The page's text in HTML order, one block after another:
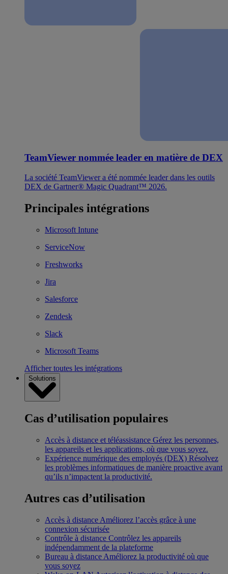
TeamViewer nommée leader en matière de DEX
La société TeamViewer a été nommée leader dans les outils
DEX de Gartner® Magic Quadrant™ 2026.
Principales intégrations
Microsoft Intune
ServiceNow
Freshworks
Jira
Salesforce
Zendesk
Slack
Microsoft Teams
Afficher toutes les intégrations
Solutions
Cas d’utilisation populaires
Accès à distance et téléassistance Gérez les personnes,
les appareils et les applications, où que vous soyez.
Expérience numérique des employés (DEX) Résolvez
les problèmes informatiques de manière proactive avant
qu’ils n’impactent la productivité.
Autres cas d’utilisation
Accès à distance Améliorez l’accès grâce à une
connexion sécurisée
Contrôle à distance Contrôlez les appareils
indépendamment de la plateforme
Bureau à distance Améliorez la productivité où que
vous soyez